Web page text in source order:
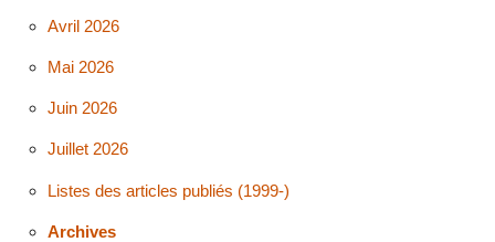
Avril 2026
Mai 2026
Juin 2026
Juillet 2026
Listes des articles publiés (1999-)
Archives